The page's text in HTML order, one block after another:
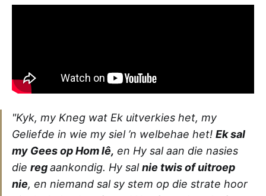
"Kyk, my Kneg wat Ek uitverkies het, my
Geliefde in wie my siel ’n welbehae het! Ek sal
my Gees op Hom lê, en Hy sal aan die nasies
die regaankondig. Hy salnie twis of uitroep
nie, en niemand sal sy stem op die strate hoor